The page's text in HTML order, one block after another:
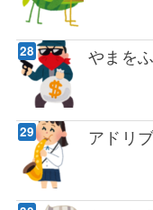
やまを
アドリ